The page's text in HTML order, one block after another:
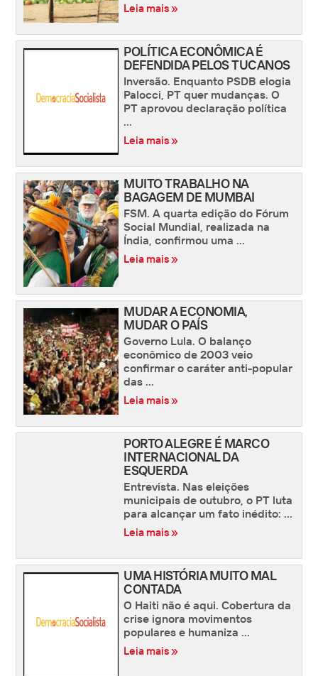
Leia mais »
POLÍTICA ECONÔMICA É
DEFENDIDA PELOS TUCANOS
Inversão. Enquanto PSDB elogia
Palocci, PT quer mudanças. O
PT aprovou declaração política
...
Leia mais »
MUITO TRABALHO NA
BAGAGEM DE MUMBAI
FSM. A quarta edição do Fórum
Social Mundial, realizada na
Índia, confirmou uma ...
Leia mais »
MUDAR A ECONOMIA,
MUDAR O PAÍS
Governo Lula. O balanço
econômico de 2003 veio
confirmar o caráter anti-popular
das ...
Leia mais »
PORTO ALEGRE É MARCO
INTERNACIONAL DA
ESQUERDA
Entrevista. Nas eleições
municipais de outubro, o PT luta
para alcançar um fato inédito: ...
Leia mais »
UMA HISTÓRIA MUITO MAL
CONTADA
O Haiti não é aqui. Cobertura da
crise ignora movimentos
populares e humaniza ...
Leia mais »